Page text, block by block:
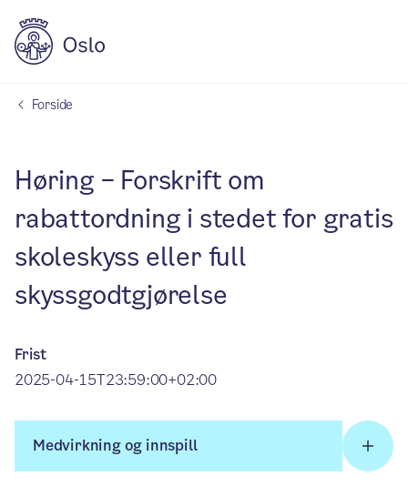
Forside
Høring – Forskrift om
rabattordning i stedet for gratis
skoleskyss eller full
skyssgodtgjørelse
Frist
2025-04-15T23:59:00+02:00
Medvirkning og innspill